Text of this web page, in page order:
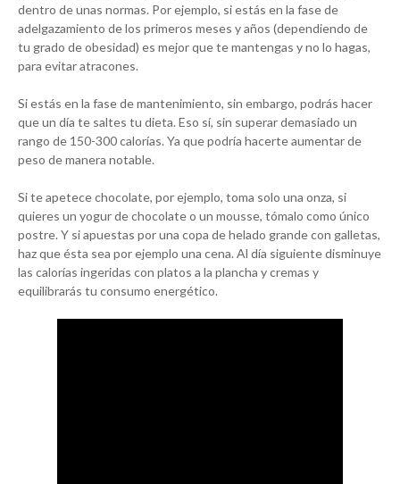
dentro de unas normas. Por ejemplo, si estás en la fase de
adelgazamiento de los primeros meses y años (dependiendo de
tu grado de obesidad) es mejor que te mantengas y no lo hagas,
para evitar atracones.
Si estás en la fase de mantenimiento, sin embargo, podrás hacer
que un día te saltes tu dieta. Eso sí, sin superar demasiado un
rango de 150-300 calorías. Ya que podría hacerte aumentar de
peso de manera notable.
Si te apetece chocolate, por ejemplo, toma solo una onza, si
quieres un yogur de chocolate o un mousse, tómalo como único
postre. Y si apuestas por una copa de helado grande con galletas,
haz que ésta sea por ejemplo una cena. Al día siguiente disminuye
las calorías ingeridas con platos a la plancha y cremas y
equilibrarás tu consumo energético.